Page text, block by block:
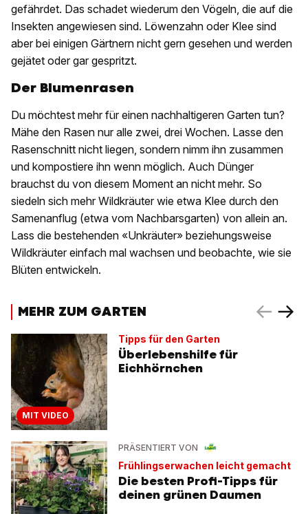
gefährdet. Das schadet wiederum den Vögeln, die auf die
Insekten angewiesen sind. Löwenzahn oder Klee sind
aber bei einigen Gärtnern nicht gern gesehen und werden
gejätet oder gar gespritzt.
Der Blumenrasen
Du möchtest mehr für einen nachhaltigeren Garten tun?
Mähe den Rasen nur alle zwei, drei Wochen. Lasse den
Rasenschnitt nicht liegen, sondern nimm ihn zusammen
und kompostiere ihn wenn möglich. Auch Dünger
brauchst du von diesem Moment an nicht mehr. So
siedeln sich mehr Wildkräuter wie etwa Klee durch den
Samenanflug (etwa vom Nachbarsgarten) von allein an.
Lass die bestehenden «Unkräuter» beziehungsweise
Wildkräuter einfach mal wachsen und beobachte, wie sie
Blüten entwickeln.
MEHR ZUM GARTEN
MIT VIDEO
Tipps für den Garten
Überlebenshilfe für
Eichhörnchen
PRÄSENTIERT VON
Frühlingserwachen leicht gemacht
Die besten Profi-Tipps für
deinen grünen Daumen